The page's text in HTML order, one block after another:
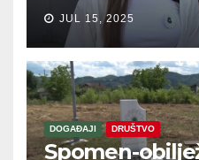
JUL 15, 2025
DOGAĐAJI DRUŠTVO
Spomen-